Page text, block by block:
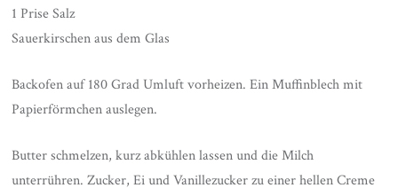
1 Prise Salz
Sauerkirschen aus dem Glas
Backofen auf 180 Grad Umluft vorheizen. Ein Muffinblech mit
Papierförmchen auslegen.
Butter schmelzen, kurz abkühlen lassen und die Milch
unterrühren. Zucker, Ei und Vanillezucker zu einer hellen Creme